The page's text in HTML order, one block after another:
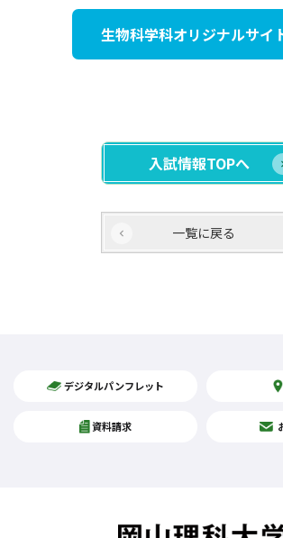
生物科学科オリジナルサイ
入試情報TOPへ
一覧に戻る
デジタルパンフレット
資料請求